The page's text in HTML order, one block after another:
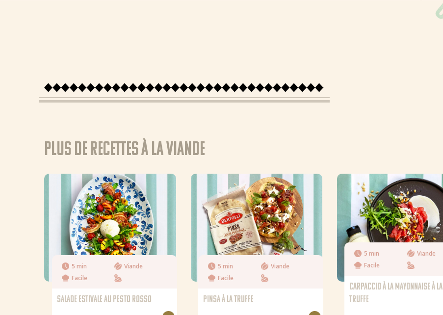
Plus de recettes à la Viande
5 min
Viande
Facile
SALADE ESTIVALE AU PESTO ROSSO
5 min
Viande
Facile
PINSA À LA TRUFFE
5 min
Viande
Facile
CARPACCIO À LA MAYONNAISE À LA
TRUFFE